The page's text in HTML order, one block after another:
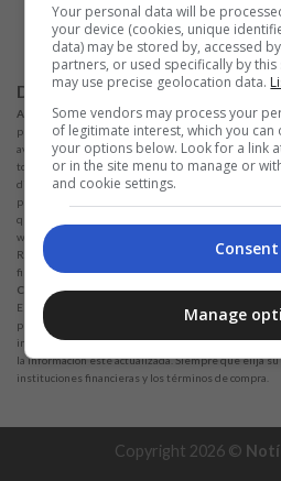
Email:
Disclaimer
Advertencia:No solicitamos ninguna cantidad de
producto financiero, ya sea tarjeta de crédito,
avísenos a través del formulario de inmediato.
toda la información lo más actualizada posible.
diferir de la información que se encuentra en los
proveedores de servicios en un sitio web específico.
que no tenemos alianzas, todos los productos
www.noticiasfinancas.com no tienen garantía de que
Recuerde siempre leer los términos de uso y los
financieras que elija.
Consideraciones:Nos esforzamos por mantener
Esta información puede diferir de lo que ve en los
proveedores de servicios o un sitio web para
instituciones no asociadas, todos los productos
la información esté actualizada. Siempre que elija
instituciones financieras y los términos de compra.
Copyright 2026 ©
Your personal data will be
your device (cookies, unique
data) may be stored by, accessed
partners, or used specifically by
may use precise geolocation data.
Some vendors may process your
of legitimate interest, which you
your options below. Look for a link
or in the site menu to manage or
and cookie settings.
Consent
Manage